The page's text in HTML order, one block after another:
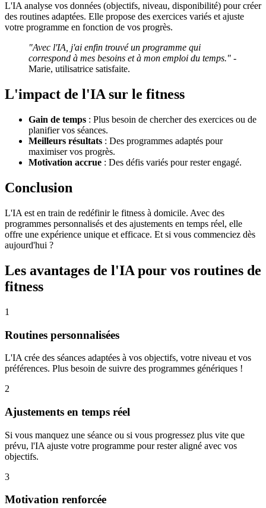
L'IA analyse vos données (objectifs, niveau, disponibilité) pour créer
des routines adaptées. Elle propose des exercices variés et ajuste
votre programme en fonction de vos progrès.
"Avec l'IA, j'ai enfin trouvé un programme qui
correspond à mes besoins et à mon emploi du temps." -
Marie, utilisatrice satisfaite.
L'impact de l'IA sur le fitness
Gain de temps : Plus besoin de chercher des exercices ou de
planifier vos séances.
Meilleurs résultats : Des programmes adaptés pour
maximiser vos progrès.
Motivation accrue : Des défis variés pour rester engagé.
Conclusion
L'IA est en train de redéfinir le fitness à domicile. Avec des
programmes personnalisés et des ajustements en temps réel, elle
offre une expérience unique et efficace. Et si vous commenciez dès
aujourd'hui ?
Les avantages de l'IA pour vos routines de
fitness
1
Routines personnalisées
L'IA crée des séances adaptées à vos objectifs, votre niveau et vos
préférences. Plus besoin de suivre des programmes génériques !
2
Ajustements en temps réel
Si vous manquez une séance ou si vous progressez plus vite que
prévu, l'IA ajuste votre programme pour rester aligné avec vos
objectifs.
3
Motivation renforcée